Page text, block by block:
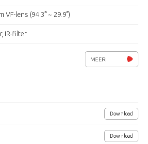
VF-lens (94.3° ~ 29.9°)
IR-filter
privacy masking, gezichtsdetectie, sabotage
ruimte, lijn overschrijden, object tellen)
IP67
MEER
Download
Download